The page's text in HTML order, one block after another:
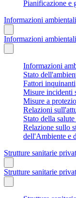
Pianificazione e
Informazioni ambientali
Informazioni ambientali
Informazioni
Stato
Fattori inquinanti
Misure incidenti
Misure a
Relazioni
Stato della
Relazione sullo
dell'Ambiente e
Strutture sanitarie
Strutture sanitarie